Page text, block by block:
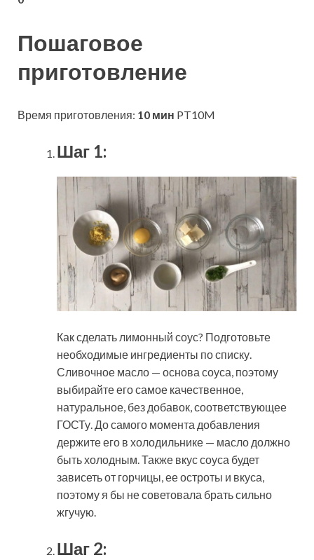
Пошаговое
приготовление
Время приготовления: 10 мин PT10M
Шаг 1:
Как сделать лимонный соус? Подготовьте
необходимые ингредиенты по списку.
Сливочное масло — основа соуса, поэтому
выбирайте его самое качественное,
натуральное, без добавок, соответствующее
ГОСТу. До самого момента добавления
держите его в холодильнике — масло должно
быть холодным. Также вкус соуса будет
зависеть от горчицы, ее остроты и вкуса,
поэтому я бы не советовала брать сильно
жгучую.
Шаг 2: